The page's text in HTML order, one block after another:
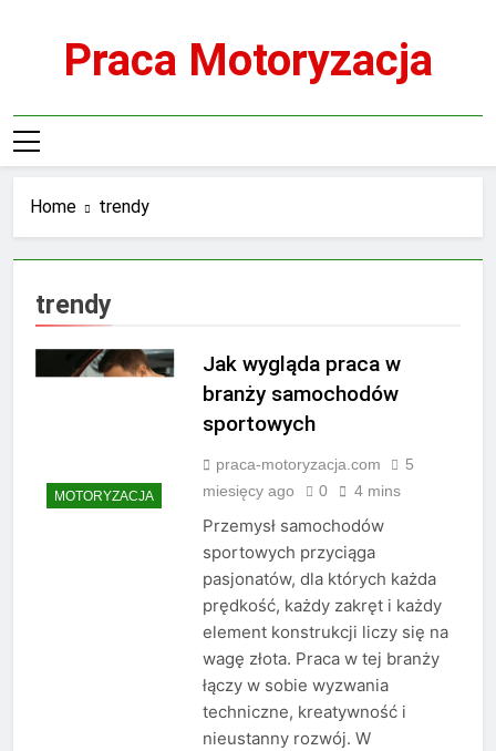
Praca Motoryzacja
Home trendy
trendy
MOTORYZACJA
Jak wygląda praca w
branży samochodów
sportowych
praca-motoryzacja.com
5
miesięcy ago
0 4 mins
Przemysł samochodów
sportowych przyciąga
pasjonatów, dla których każda
prędkość, każdy zakręt i każdy
element konstrukcji liczy się na
wagę złota. Praca w tej branży
łączy w sobie wyzwania
techniczne, kreatywność i
nieustanny rozwój. W